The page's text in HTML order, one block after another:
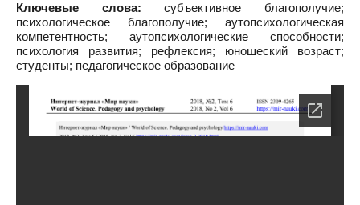
Ключевые слова: субъективное благополучие;
психологическое благополучие; аутопсихологическая
компетентность; аутопсихологические способности;
психология развития; рефлексия; юношеский возраст;
студенты; педагогическое образование